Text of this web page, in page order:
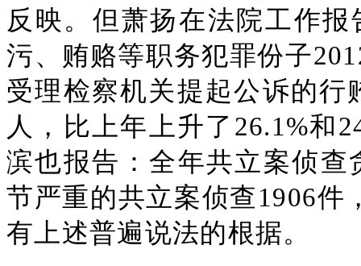
反映。但萧扬在法院工作
污、贿赂等职务犯罪份子
受理检察机关提起公诉的行
人，比上年上升了26.1%和
滨也报告：全年共立案侦查
节严重的共立案侦查1906件
有上述普遍说法的根据。